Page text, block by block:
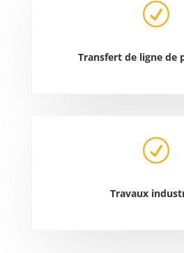
R
Transfert de ligne de
R
Travaux